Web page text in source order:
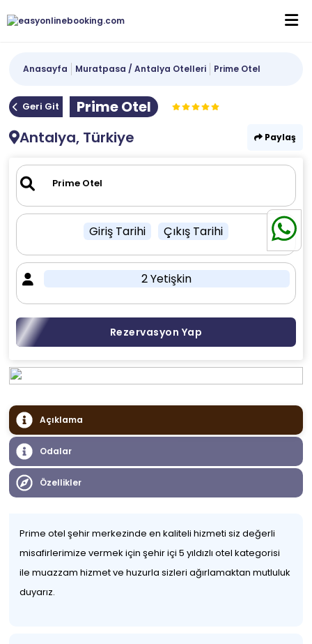
Anasayfa Muratpasa / Antalya Otelleri Prime Otel
Geri Git
Prime Otel
Antalya, Türkiye
Paylaş
Giriş Tarihi Çıkış Tarihi
2 Yetişkin
Rezervasyon Yap
Açıklama
Odalar
Özellikler
Prime otel şehir merkezinde en kaliteli hizmeti siz değerli
misafirlerimize vermek için şehir içi 5 yıldızlı otel kategorisi
ile muazzam hizmet ve huzurla sizleri ağırlamaktan mutluluk
duyarız.